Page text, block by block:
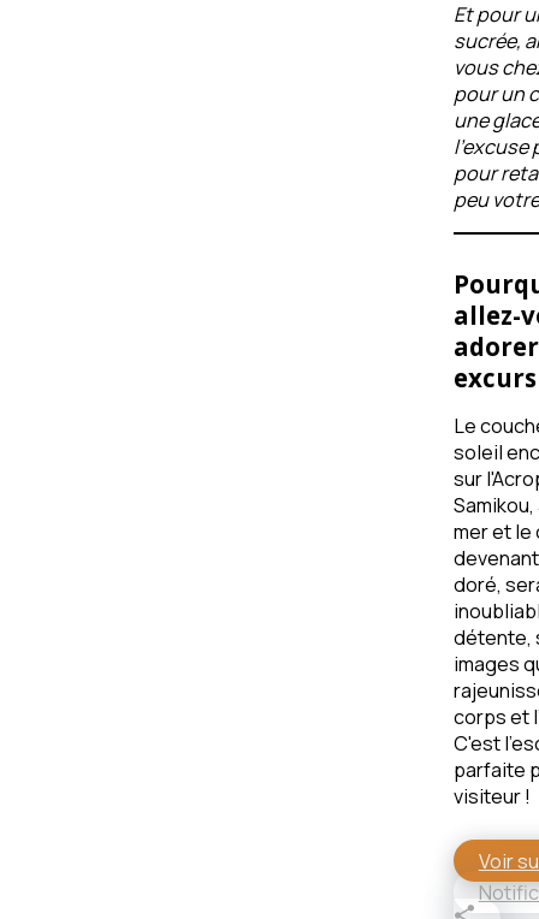
Et pour
sucrée,
vous
pour un
une
l'excuse
pour
peu
allez-
Le
soleil
sur
mer et le
doré,
détente,
images
corps et
C'est
parfaite
visiteur !
Voir